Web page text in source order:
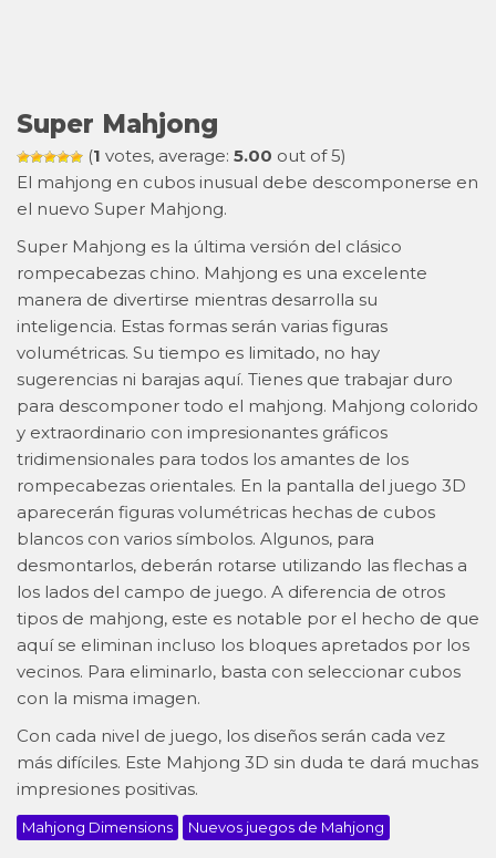
Super Mahjong
(1 votes, average: 5.00 out of 5)
El mahjong en cubos inusual debe descomponerse en
el nuevo Super Mahjong.
Super Mahjong es la última versión del clásico
rompecabezas chino. Mahjong es una excelente
manera de divertirse mientras desarrolla su
inteligencia. Estas formas serán varias figuras
volumétricas. Su tiempo es limitado, no hay
sugerencias ni barajas aquí. Tienes que trabajar duro
para descomponer todo el mahjong. Mahjong colorido
y extraordinario con impresionantes gráficos
tridimensionales para todos los amantes de los
rompecabezas orientales. En la pantalla del juego 3D
aparecerán figuras volumétricas hechas de cubos
blancos con varios símbolos. Algunos, para
desmontarlos, deberán rotarse utilizando las flechas a
los lados del campo de juego. A diferencia de otros
tipos de mahjong, este es notable por el hecho de que
aquí se eliminan incluso los bloques apretados por los
vecinos. Para eliminarlo, basta con seleccionar cubos
con la misma imagen.
Con cada nivel de juego, los diseños serán cada vez
más difíciles. Este Mahjong 3D sin duda te dará muchas
impresiones positivas.
Mahjong Dimensions Nuevos juegos de Mahjong